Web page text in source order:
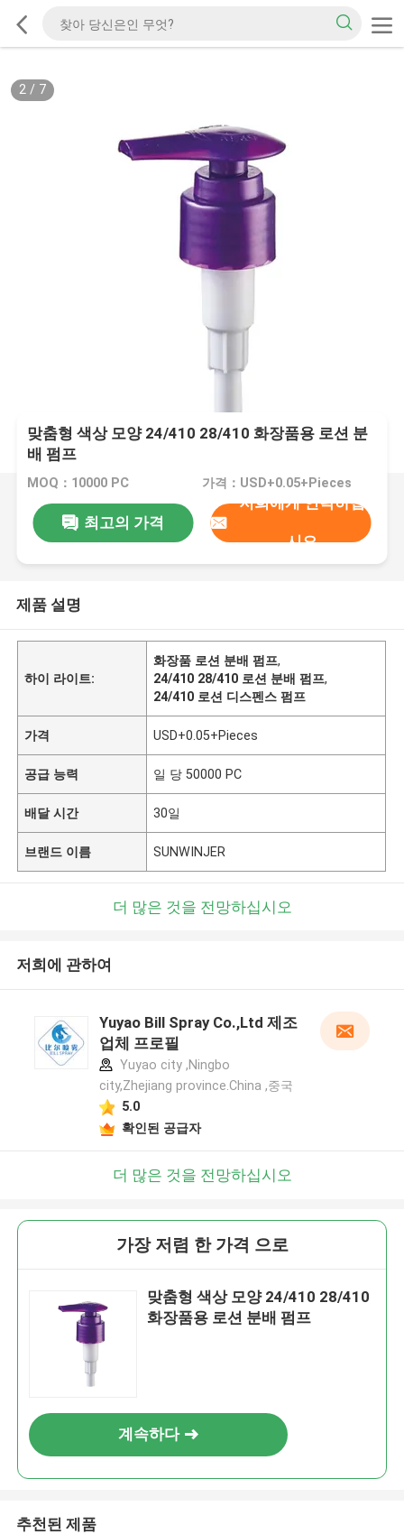
2/ 7
맞춤형 색상 모양 24/410 28/410 화장품용 로션 분
배 펌프
MOQ：10000 PC 가격：USD+0.05+Pieces
최고의 가격
저희에게 연락하십
시오
제품 설명
하이 라이트:
화장품 로션 분배 펌프,
24/410 28/410 로션 분배 펌프,
24/410 로션 디스펜스 펌프
가격 USD+0.05+Pieces
공급 능력 일 당 50000 PC
배달 시간 30일
브랜드 이름 SUNWINJER
더 많은 것을 전망하십시오
저희에 관하여
Yuyao Bill Spray Co.,Ltd 제조
업체 프로필
Yuyao city ,Ningbo
city,Zhejiang province.China ,중국
5.0
확인된 공급자
더 많은 것을 전망하십시오
가장 저렴 한 가격 으로
맞춤형 색상 모양 24/410 28/410
화장품용 로션 분배 펌프
계속하다
추천된 제품